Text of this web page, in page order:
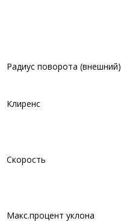
Радиус поворота (внешний)
Клиренс
Скорость
Макс.процент уклона